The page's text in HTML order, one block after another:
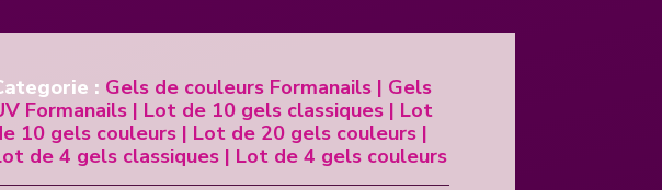
: Gels de couleurs Formanails | Gels
Formanails | Lot de 10 gels classiques | Lot
10 gels couleurs | Lot de 20 gels couleurs |
de 4 gels classiques | Lot de 4 gels couleurs